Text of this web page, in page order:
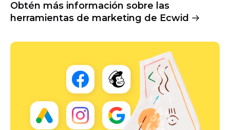
Obtén más información sobre las
herramientas de marketing de Ecwid